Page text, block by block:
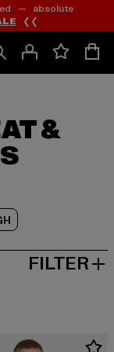
— absolute
❮❮
&
FILTER